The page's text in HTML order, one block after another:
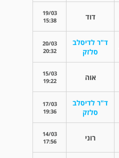
דוד
19/03
15:38
ד"ר לדיסלב
סלזק
20/03
20:32
אוה
15/03
19:22
ד"ר לדיסלב
סלזק
17/03
19:36
רוני
14/03
17:56